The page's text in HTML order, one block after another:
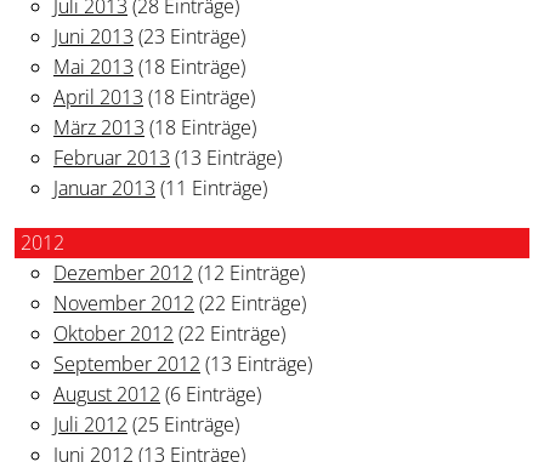
Juli 2013 (28 Einträge)
Juni 2013 (23 Einträge)
Mai 2013 (18 Einträge)
April 2013 (18 Einträge)
März 2013 (18 Einträge)
Februar 2013 (13 Einträge)
Januar 2013 (11 Einträge)
2012
Dezember 2012 (12 Einträge)
November 2012 (22 Einträge)
Oktober 2012 (22 Einträge)
September 2012 (13 Einträge)
August 2012 (6 Einträge)
Juli 2012 (25 Einträge)
Juni 2012 (13 Einträge)